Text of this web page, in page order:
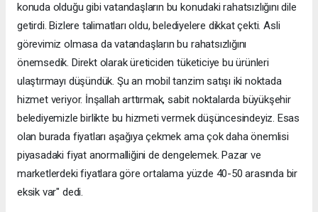
konuda olduğu gibi vatandaşların bu konudaki rahatsızlığını dile
getirdi. Bizlere talimatları oldu, belediyelere dikkat çekti. Asli
görevimiz olmasa da vatandaşların bu rahatsızlığını
önemsedik. Direkt olarak üreticiden tüketiciye bu ürünleri
ulaştırmayı düşündük. Şu an mobil tanzim satışı iki noktada
hizmet veriyor. İnşallah arttırmak, sabit noktalarda büyükşehir
belediyemizle birlikte bu hizmeti vermek düşüncesindeyiz. Esas
olan burada fiyatları aşağıya çekmek ama çok daha önemlisi
piyasadaki fiyat anormalliğini de dengelemek. Pazar ve
marketlerdeki fiyatlara göre ortalama yüzde 40-50 arasında bir
eksik var" dedi.